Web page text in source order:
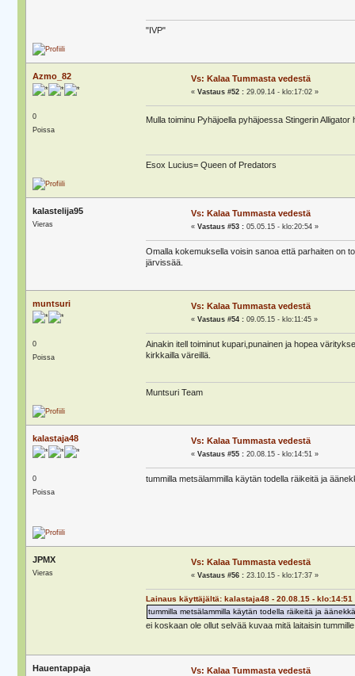
"IVP"
Azmo_82
0
Poissa
Vs: Kalaa Tummasta vedestä
« Vastaus #52 : 29.09.14 - klo:17:02 »
Mulla toiminu Pyhäjoella pyhäjoessa Stingerin
Esox Lucius= Queen of Predators
kalastelija95
Vieras
Vs: Kalaa Tummasta vedestä
« Vastaus #53 : 05.05.15 - klo:20:54 »
Omalla kokemuksella voisin sanoa että parhaiten on
järvissää.
muntsuri
0
Poissa
Vs: Kalaa Tummasta vedestä
« Vastaus #54 : 09.05.15 - klo:11:45 »
Ainakin itell toiminut kupari,punainen ja hopea
kirkkailla väreillä.
Muntsuri Team
kalastaja48
0
Poissa
Vs: Kalaa Tummasta vedestä
« Vastaus #55 : 20.08.15 - klo:14:51 »
tummilla metsälammilla käytän todella räikeitä ja
JPMX
Vieras
Vs: Kalaa Tummasta vedestä
« Vastaus #56 : 23.10.15 - klo:17:37 »
Lainaus käyttäjältä: kalastaja48 - 20.08.15 - klo:14:51
tummilla metsälammilla käytän todella räikeitä ja
ei koskaan ole ollut selvää kuvaa mitä laitaisin
Hauentappaja Vs: Kalaa Tummasta vedestä